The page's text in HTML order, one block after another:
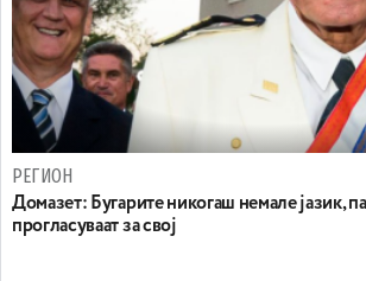
РЕГИОН
Домазет: Бугарите никогаш немале јазик,
прогласуваат за свој